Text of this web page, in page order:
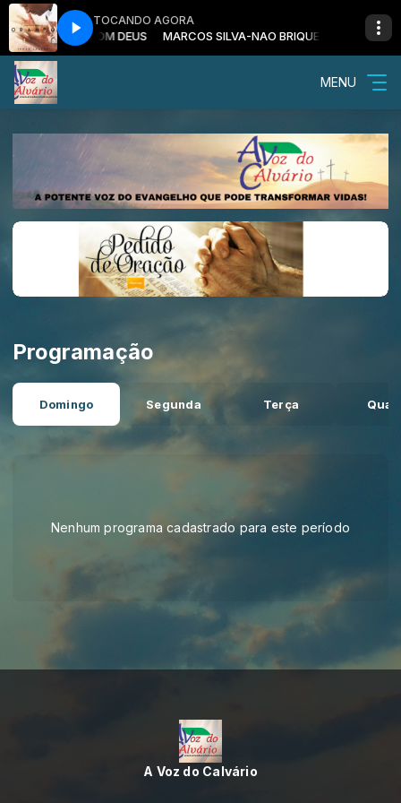
TOCANDO AGORA
BRIQUE COM DEUS MARCOS SILVA-NAO BRIQUE COM DEUS
MENU
Programação
Domingo Segunda Terça
Nenhum programa cadastrado para este período
A Voz do Calvário